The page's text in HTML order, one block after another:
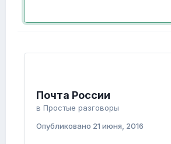
Почта России
в Простые разговоры
Опубликовано 21 июня, 2016